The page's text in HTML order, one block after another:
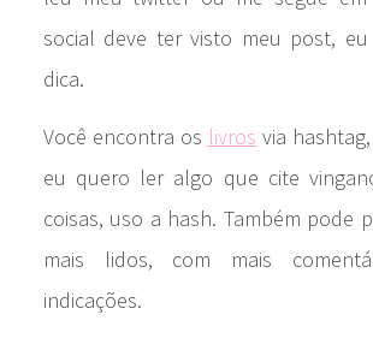
social deve ter visto meu post,
dica.
Você encontra os livros via
eu quero ler algo que cite
coisas, uso a hash. Também pode
mais lidos, com mais
indicações.